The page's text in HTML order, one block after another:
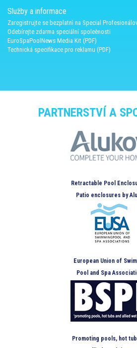
Služby a informace
Zaregistrujte se bezplatnì na Special
Odebírejte zdarma speciální spoleènosti
EuroSpaPoolNews Media Kit (PDF)
Technická specifikace pro reklamu (PDF)
PARTNERSTVÍ A
Retractable Pool
Patio enclosures by
European Union of
Pool and Spa
Promoting pools, hot